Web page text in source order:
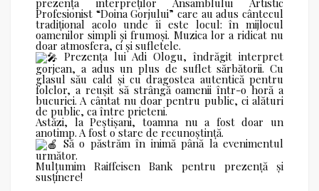
Profesionist “Doina Gorjului” care au adus cântecul
tradițional acolo unde îi este locul: în mijlocul
oamenilor simpli și frumoși. Muzica lor a ridicat nu
doar atmosfera, ci și sufletele.
Prezența lui Adi Ologu, îndrăgit interpret
gorjean, a adus un plus de suflet sărbătorii. Cu
glasul său cald și cu dragostea autentică pentru
folclor, a reușit să strângă oamenii într-o horă a
bucuriei. A cântat nu doar pentru public, ci alături
de public, ca între prieteni.
Astăzi, la Peștișani, toamna nu a fost doar un
anotimp. A fost o stare de recunoștință.
Să o păstrăm în inimă până la evenimentul
următor.
Mulțumim Raiffeisen Bank pentru prezență și
susținere!